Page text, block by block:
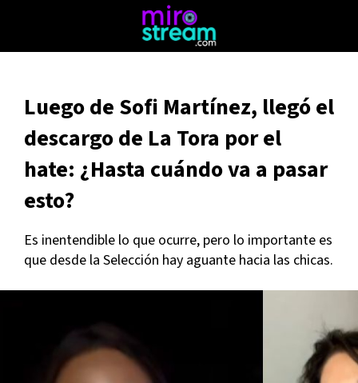
Luego de Sofi Martínez, llegó el
descargo de La Tora por el
hate: ¿Hasta cuándo va a pasar
esto?
Es inentendible lo que ocurre, pero lo importante es
que desde la Selección hay aguante hacia las chicas.